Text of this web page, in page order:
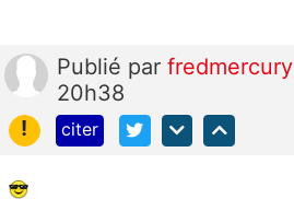
Publié par fredmercury
20h38
!
citer